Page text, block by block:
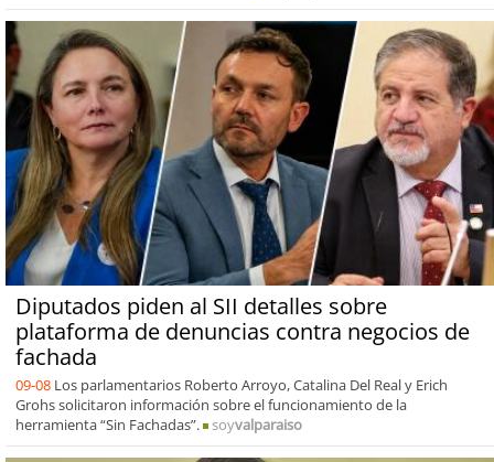
Diputados piden al SII detalles sobre
plataforma de denuncias contra negocios de
fachada
09-08 Los parlamentarios Roberto Arroyo, Catalina Del Real y Erich
Grohs solicitaron información sobre el funcionamiento de la
herramienta “Sin Fachadas”.
soyvalparaiso